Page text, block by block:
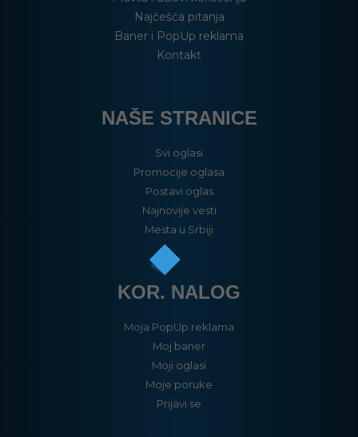
Najčešća pitanja
Baner i PopUp reklama
Kontakt
NAŠE STRANICE
Svi oglasi
Promocije oglasa
Postavi oglas
Najnovije vesti
Mesta u Srbiji
KOR. NALOG
Moja PopUp reklama
Moj baner
Moji oglasi
Moje poruke
Prijavi se